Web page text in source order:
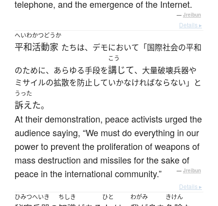
telephone, and the emergence of the Internet.
— Jreibun
Details ▸
へいわかつどうか
平和活動家 たちは、デモにおいて「国際社会の平和
のために、あらゆる手段を
こう
講じて、大量破壊兵器や
ミサイルの拡散を防止していかなければならない」と
うった
訴えた。
At their demonstration, peace activists urged the
audience saying, “We must do everything in our
power to prevent the proliferation of weapons of
mass destruction and missiles for the sake of
peace in the international community.”
— Jreibun
Details ▸
ひみつへいき
ちしき ひと わがみ きけん